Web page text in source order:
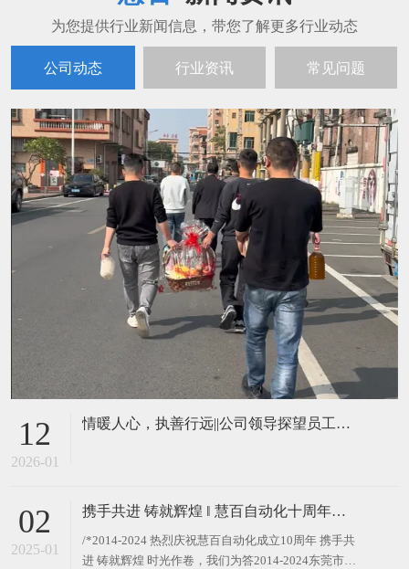
公司动态 行业资讯 常见问题
12
2026-01
情暖人心，执善行远||公司领导探望员工患病家属
02
2025-01
携手共进 铸就辉煌 ‖ 慧百自动化十周年庆典颁奖活动圆满举行
/*2014-2024 热烈庆祝慧百自动化成立10周年 携手共
进 铸就辉煌 时光作卷，我们为答2014-2024东莞市慧